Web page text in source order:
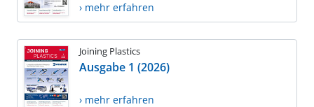
› mehr erfahren
Joining Plastics
Ausgabe 1 (2026)
› mehr erfahren